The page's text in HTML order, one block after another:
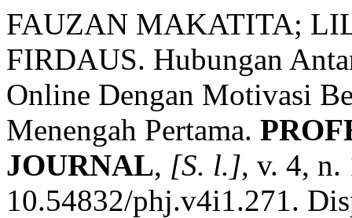
FAUZAN MAKATITA;
FIRDAUS. Hubungan
Online Dengan Motivasi
Menengah Pertama.
JOURNAL, [S. l.], v. 4,
10.54832/phj.v4i1.271.